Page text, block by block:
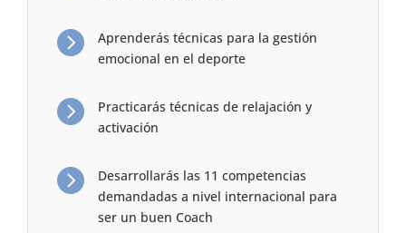

Aprenderás técnicas para la gestión
emocional en el deporte

Practicarás técnicas de relajación y
activación

Desarrollarás las 11 competencias
demandadas a nivel internacional para
ser un buen Coach